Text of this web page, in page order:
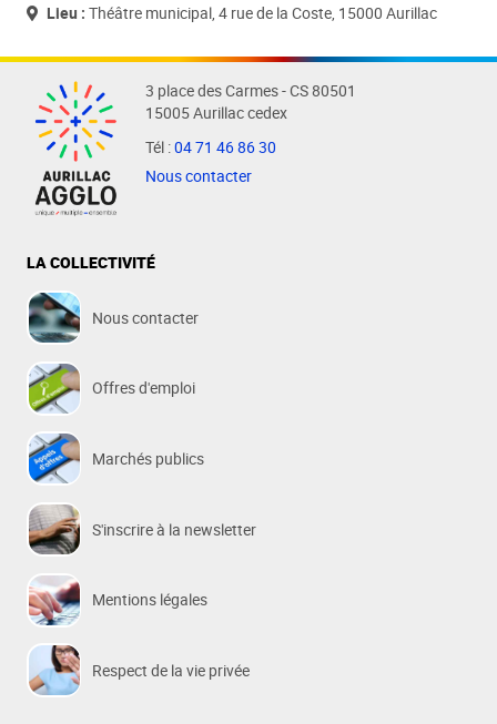
Lieu : Théâtre municipal, 4 rue de la Coste, 15000 Aurillac
3 place des Carmes - CS 80501
15005 Aurillac cedex
Tél :04 71 46 86 30
Nous contacter
LA COLLECTIVITÉ
Nous contacter
Offres d'emploi
Marchés publics
S'inscrire à la newsletter
Mentions légales
Respect de la vie privée